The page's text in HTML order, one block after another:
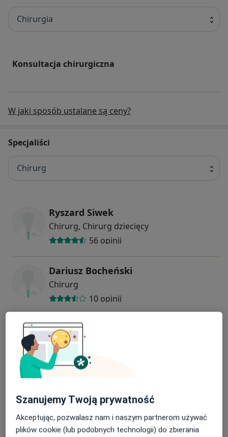
Chirurgia
Konsultacja chirurgiczna
W jaki sposób ustalane są ceny?
Specjaliści
Chirurg
Ryszard Siwek
Chirurg, Chirurg dziecięcy
56 opinii
Dariusz Bocheński
Chirurg
10 opinii
Marek Baprawski
Chirurg
15 opinii
Chirurg
8 opinii
Szanujemy Twoją prywatność
Akceptując, pozwalasz nam i naszym partnerom używać
plików cookie (lub podobnych technologii) do zbierania